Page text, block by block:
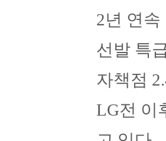
2년 연
선발 특
자책점
LG전 이